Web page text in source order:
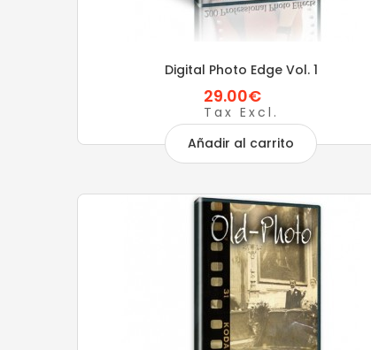
Digital Photo Edge Vol. 1
29.00€
Tax Excl.
Añadir al carrito